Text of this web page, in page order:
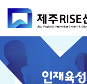
인재육성